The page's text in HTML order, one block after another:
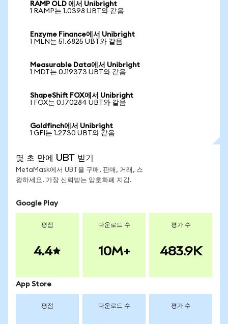
RAMP OLD 에서 Unibright
1 RAMP는 1.0398 UBT와 같음
Enzyme Finance에서 Unibright
1 MLN는 51.6825 UBT와 같음
Measurable Data에서 Unibright
1 MDT는 0.119373 UBT와 같음
ShapeShift FOX에서 Unibright
1 FOX는 0.170284 UBT와 같음
Goldfinch에서 Unibright
1 GFI는 1.2730 UBT와 같음
몇 초 만에 UBT 받기
MetaMask에서 UBT을 구매, 판매, 거래, 스
왑하세요. 가장 신뢰받는 암호화폐 지갑.
Google Play
평점
4.4
다운로드 수
10M+
평가 수
483.9K
App Store
평점 다운로드 수 평가 수